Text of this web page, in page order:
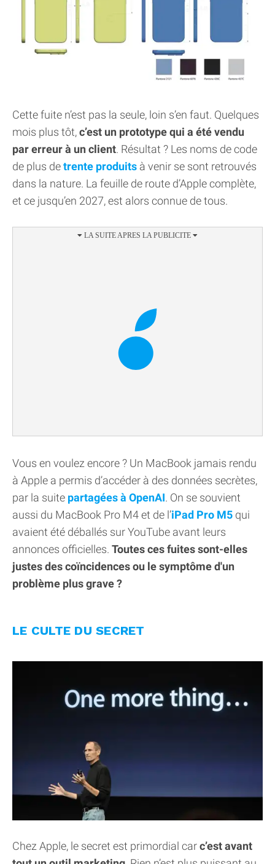
Cette fuite n’est pas la seule, loin s’en faut. Quelques
mois plus tôt,c’est un prototype qui a été vendu
par erreur à un client. Résultat ? Les noms de code
de plus detrente produits à venir se sont retrouvés
dans la nature. La feuille de route d’Apple complète,
et ce jusqu’en 2027, est alors connue de tous.
Vous en voulez encore ? Un MacBook jamais rendu
à Apple a permis d’accéder à des données secrètes,
par la suite partagées à OpenAI. On se souvient
aussi du MacBook Pro M4 et de l’iPad Pro M5 qui
avaient été déballés sur YouTube avant leurs
annonces officielles. Toutes ces fuites sont-elles
justes des coïncidences ou le symptôme d'un
problème plus grave ?
LE CULTE DU SECRET
Chez Apple, le secret est primordial carc’est avant